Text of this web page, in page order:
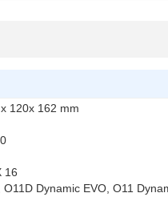
120x 162 mm
16
Dynamic EVO, O11